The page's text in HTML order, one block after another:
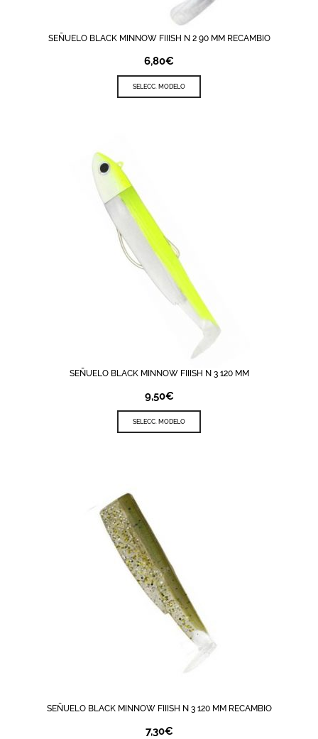
SEÑUELO BLACK MINNOW FIIISH N 2 90 MM RECAMBIO
6,80€
SELECC. MODELO
SEÑUELO BLACK MINNOW FIIISH N 3 120 MM
9,50€
SELECC. MODELO
SEÑUELO BLACK MINNOW FIIISH N 3 120 MM RECAMBIO
7,30€